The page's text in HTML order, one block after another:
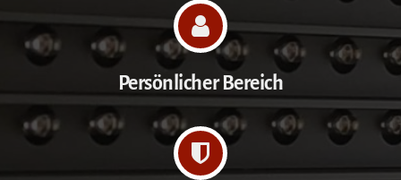
Persönlicher Bereich